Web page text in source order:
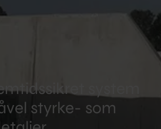
system
styrke- som